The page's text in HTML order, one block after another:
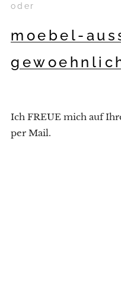
oder
moebel-
Ich FREUE mich auf
per Mail.